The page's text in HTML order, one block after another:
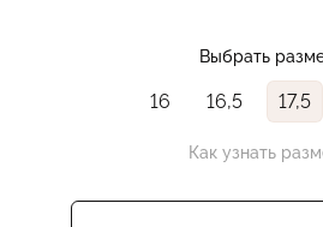
Выбрать
16 16,5 17,5
Как узнать